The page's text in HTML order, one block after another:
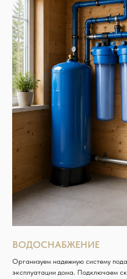
ВОДОСНАБЖЕНИЕ
Организуем надежную систему
эксплуатации дома. Подключаем